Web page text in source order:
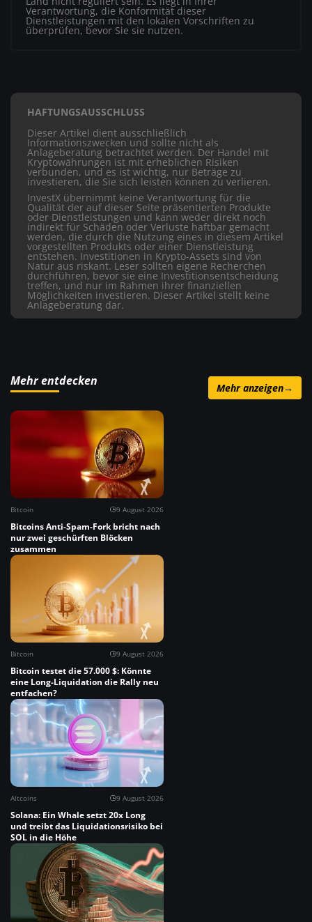
Verantwortung, die Konformität dieser
Dienstleistungen mit den lokalen Vorschriften zu
überprüfen, bevor Sie sie nutzen.
HAFTUNGSAUSSCHLUSS
Dieser Artikel dient ausschließlich
Informationszwecken und sollte nicht als
Anlageberatung betrachtet werden. Der Handel mit
Kryptowährungen ist mit erheblichen Risiken
verbunden, und es ist wichtig, nur Beträge zu
investieren, die Sie sich leisten können zu verlieren.
InvestX übernimmt keine Verantwortung für die
Qualität der auf dieser Seite präsentierten Produkte
oder Dienstleistungen und kann weder direkt noch
indirekt für Schäden oder Verluste haftbar gemacht
werden, die durch die Nutzung eines in diesem Artikel
vorgestellten Produkts oder einer Dienstleistung
entstehen. Investitionen in Krypto-Assets sind von
Natur aus riskant. Leser sollten eigene Recherchen
durchführen, bevor sie eine Investitionsentscheidung
treffen, und nur im Rahmen ihrer finanziellen
Möglichkeiten investieren. Dieser Artikel stellt keine
Anlageberatung dar.
Mehr entdecken Mehr anzeigen→
Bitcoin 9 August 2026
Bitcoins Anti-Spam-Fork bricht nach
nur zwei geschürften Blöcken
zusammen
Bitcoin 9 August 2026
Bitcoin testet die 57.000 $: Könnte
eine Long-Liquidation die Rally neu
entfachen?
Altcoins 9 August 2026
Solana: Ein Whale setzt 20x Long
und treibt das Liquidationsrisiko bei
SOL in die Höhe